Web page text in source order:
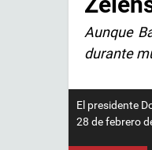
Aunque
durante
El presidente
28 de febrero